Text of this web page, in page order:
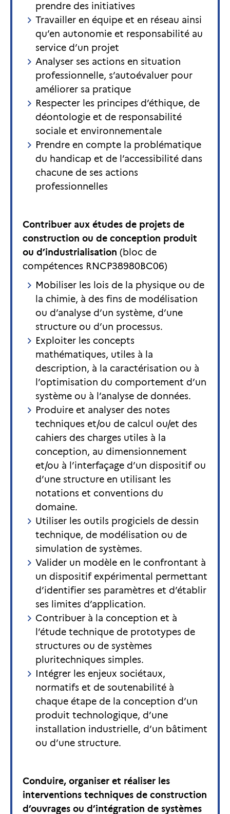
prendre des initiatives
Travailler en équipe et en réseau ainsi
qu’en autonomie et responsabilité au
service d’un projet
Analyser ses actions en situation
professionnelle, s’autoévaluer pour
améliorer sa pratique
Respecter les principes d’éthique, de
déontologie et de responsabilité
sociale et environnementale
Prendre en compte la problématique
du handicap et de l’accessibilité dans
chacune de ses actions
professionnelles
Contribuer aux études de projets de
construction ou de conception produit
ou d’industrialisation (bloc de
compétences RNCP38980BC06)
Mobiliser les lois de la physique ou de
la chimie, à des fins de modélisation
ou d’analyse d’un système, d’une
structure ou d’un processus.
Exploiter les concepts
mathématiques, utiles à la
description, à la caractérisation ou à
l’optimisation du comportement d’un
système ou à l’analyse de données.
Produire et analyser des notes
techniques et/ou de calcul ou/et des
cahiers des charges utiles à la
conception, au dimensionnement
et/ou à l’interfaçage d’un dispositif ou
d’une structure en utilisant les
notations et conventions du
domaine.
Utiliser les outils progiciels de dessin
technique, de modélisation ou de
simulation de systèmes.
Valider un modèle en le confrontant à
un dispositif expérimental permettant
d’identifier ses paramètres et d’établir
ses limites d’application.
Contribuer à la conception et à
l’étude technique de prototypes de
structures ou de systèmes
pluritechniques simples.
Intégrer les enjeux sociétaux,
normatifs et de soutenabilité à
chaque étape de la conception d’un
produit technologique, d’une
installation industrielle, d’un bâtiment
ou d’une structure.
Conduire, organiser et réaliser les
interventions techniques de construction
d’ouvrages ou d’intégration de systèmes